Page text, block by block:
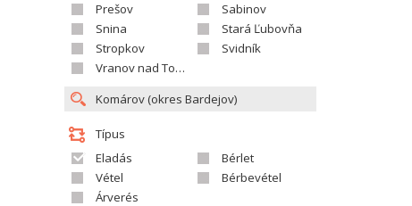
Prešov
Sabinov
Snina
Stará Ľubovňa
Stropkov
Svidník
Vranov nad Topľou
Típus
Eladás
Bérlet
Vétel
Bérbevétel
Árverés